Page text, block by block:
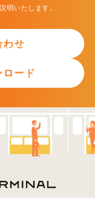
明いたします。
わせ
ド
ード